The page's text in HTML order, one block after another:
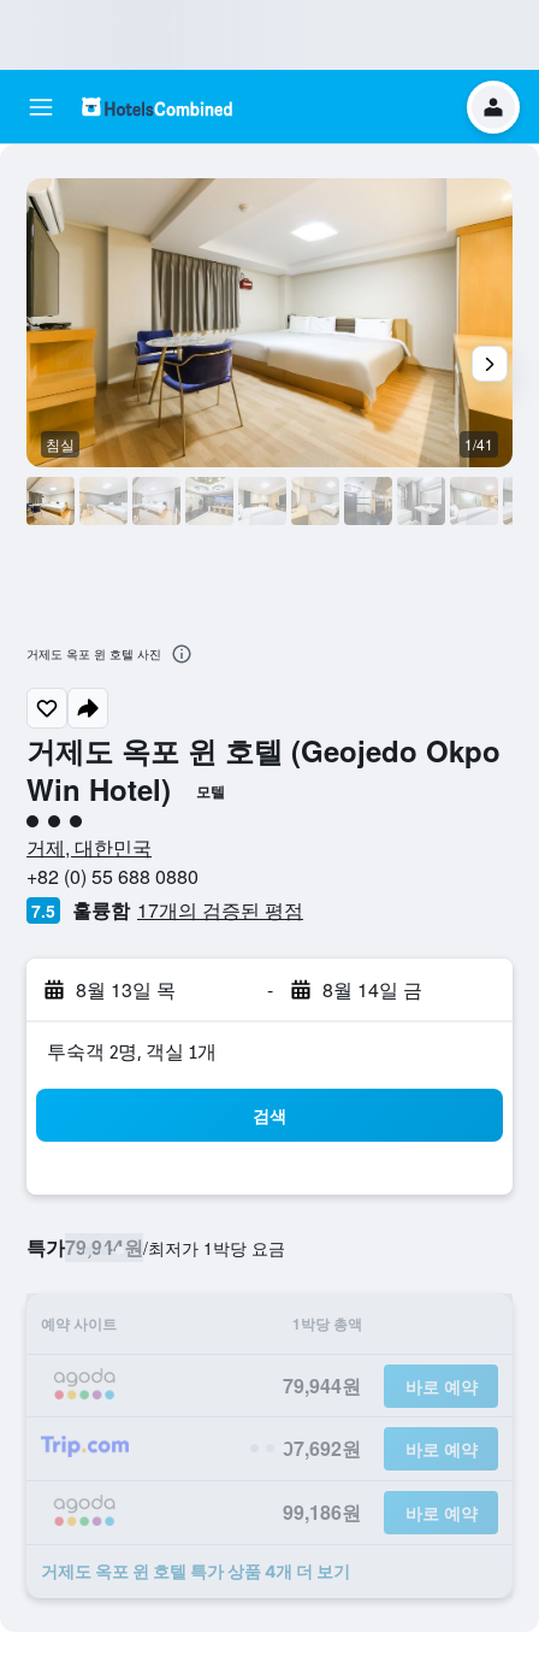
거제도 옥포 윈 호텔 (Geojedo Okpo
Win Hotel)
모텔
3​성급
거제, 대한민국
+82 (0) 55 688 0880
7.5 훌륭함 17개의 검증된 평점
8월 13일 목 - 8월 14일 금
​투숙객 2​명, ​객실 1개
검색
특가79,944원/​최저가 1박당 요금
예약 사이트 1박당 총액
79,944원 바로 예약
97,692원 바로 예약
99,186원 바로 예약
거제도 옥포 윈 호텔 ​특가 ​상품 4개 ​더 ​보기
침실 1/41
거제도 옥포 윈 호텔 사진